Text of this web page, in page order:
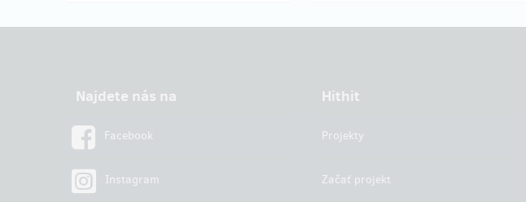
Najdete nás na
Facebook
Instagram
Hithit
Projekty
Začať projekt